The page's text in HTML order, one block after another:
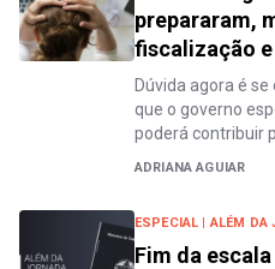
prepararam,
fiscalização
Dúvida agora é
que o governo
poderá contribuir
ADRIANA AGUIAR
ESPECIAL | ALÉM DA
Fim da